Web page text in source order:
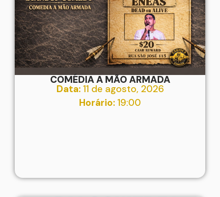
COMÉDIA A MÃO ARMADA
Data:11 de agosto, 2026
Horário: 19:00